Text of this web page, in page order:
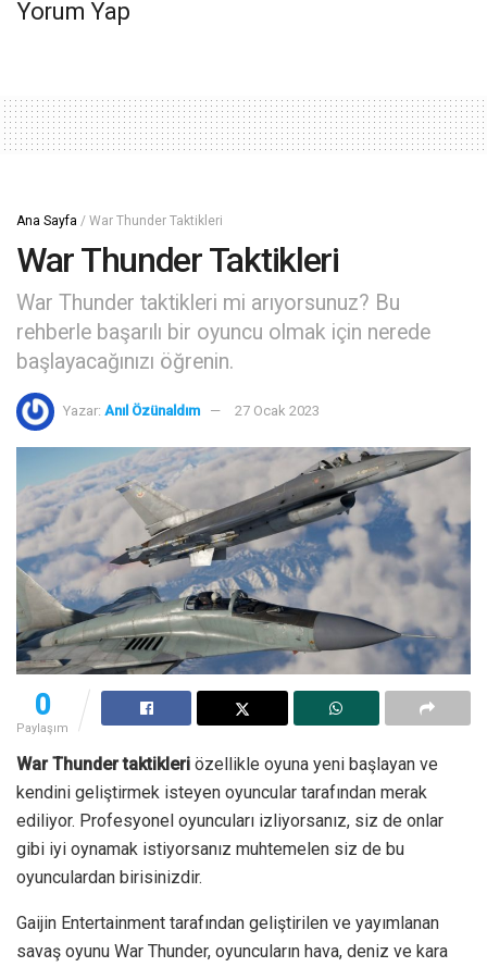
Yorum Yap
Ana Sayfa / War Thunder Taktikleri
War Thunder Taktikleri
War Thunder taktikleri mi arıyorsunuz? Bu
rehberle başarılı bir oyuncu olmak için nerede
başlayacağınızı öğrenin.
Yazar: Anıl Özünaldım 27 Ocak 2023
0
Paylaşım
War Thunder taktikleri özellikle oyuna yeni başlayan ve
kendini geliştirmek isteyen oyuncular tarafından merak
ediliyor. Profesyonel oyuncuları izliyorsanız, siz de onlar
gibi iyi oynamak istiyorsanız muhtemelen siz de bu
oyunculardan birisinizdir.
Gaijin Entertainment tarafından geliştirilen ve yayımlanan
savaş oyunu War Thunder, oyuncuların hava, deniz ve kara